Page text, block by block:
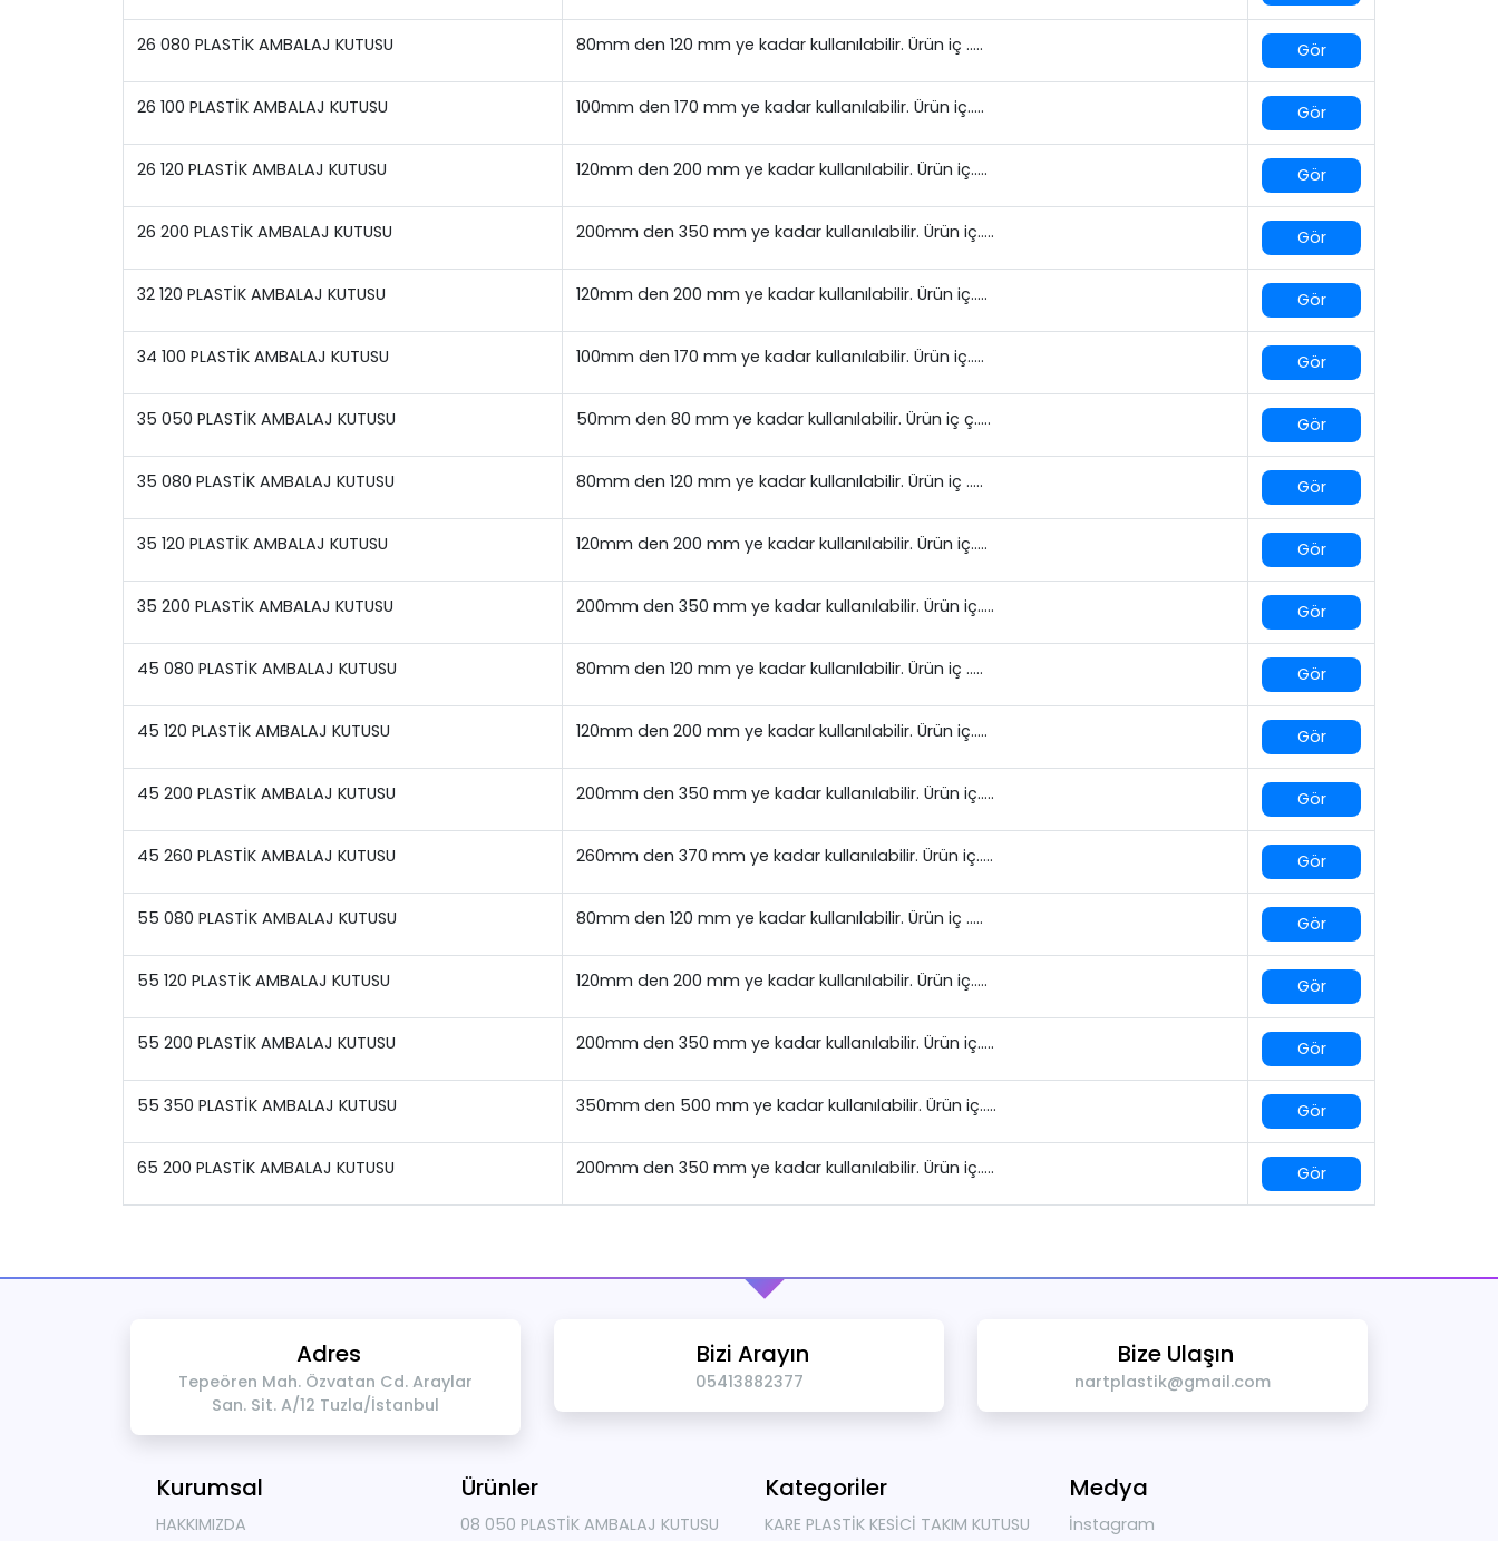
26 080 PLASTİK AMBALAJ KUTUSU 80mm den 120 mm ye kadar kullanılabilir. Ürün iç ….. Gör
26 100 PLASTİK AMBALAJ KUTUSU 100mm den 170 mm ye kadar kullanılabilir. Ürün iç….. Gör
26 120 PLASTİK AMBALAJ KUTUSU 120mm den 200 mm ye kadar kullanılabilir. Ürün iç….. Gör
26 200 PLASTİK AMBALAJ KUTUSU 200mm den 350 mm ye kadar kullanılabilir. Ürün iç….. Gör
32 120 PLASTİK AMBALAJ KUTUSU 120mm den 200 mm ye kadar kullanılabilir. Ürün iç….. Gör
34 100 PLASTİK AMBALAJ KUTUSU 100mm den 170 mm ye kadar kullanılabilir. Ürün iç….. Gör
35 050 PLASTİK AMBALAJ KUTUSU 50mm den 80 mm ye kadar kullanılabilir. Ürün iç ç….. Gör
35 080 PLASTİK AMBALAJ KUTUSU 80mm den 120 mm ye kadar kullanılabilir. Ürün iç ….. Gör
35 120 PLASTİK AMBALAJ KUTUSU 120mm den 200 mm ye kadar kullanılabilir. Ürün iç….. Gör
35 200 PLASTİK AMBALAJ KUTUSU 200mm den 350 mm ye kadar kullanılabilir. Ürün iç….. Gör
45 080 PLASTİK AMBALAJ KUTUSU 80mm den 120 mm ye kadar kullanılabilir. Ürün iç ….. Gör
45 120 PLASTİK AMBALAJ KUTUSU 120mm den 200 mm ye kadar kullanılabilir. Ürün iç….. Gör
45 200 PLASTİK AMBALAJ KUTUSU 200mm den 350 mm ye kadar kullanılabilir. Ürün iç….. Gör
45 260 PLASTİK AMBALAJ KUTUSU 260mm den 370 mm ye kadar kullanılabilir. Ürün iç….. Gör
55 080 PLASTİK AMBALAJ KUTUSU 80mm den 120 mm ye kadar kullanılabilir. Ürün iç ….. Gör
55 120 PLASTİK AMBALAJ KUTUSU 120mm den 200 mm ye kadar kullanılabilir. Ürün iç….. Gör
55 200 PLASTİK AMBALAJ KUTUSU 200mm den 350 mm ye kadar kullanılabilir. Ürün iç….. Gör
55 350 PLASTİK AMBALAJ KUTUSU 350mm den 500 mm ye kadar kullanılabilir. Ürün iç….. Gör
65 200 PLASTİK AMBALAJ KUTUSU 200mm den 350 mm ye kadar kullanılabilir. Ürün iç….. Gör
Adres
Tepeören Mah. Özvatan Cd. Araylar
San. Sit. A/12 Tuzla/İstanbul
Bizi Arayın
05413882377
Bize Ulaşın
nartplastik@gmail.com
Kurumsal
HAKKIMIZDA
Ürünler
08 050 PLASTİK AMBALAJ KUTUSU
Kategoriler
KARE PLASTİK KESİCİ TAKIM KUTUSU
Medya
İnstagram